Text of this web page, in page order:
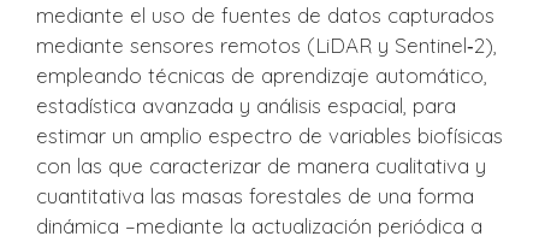
mediante el uso de fuentes de datos capturados
mediante sensores remotos (LiDAR y Sentinel‐2),
empleando técnicas de aprendizaje automático,
estadística avanzada y análisis espacial, para
estimar un amplio espectro de variables biofísicas
con las que caracterizar de manera cualitativa y
cuantitativa las masas forestales de una forma
dinámica –mediante la actualización periódica a